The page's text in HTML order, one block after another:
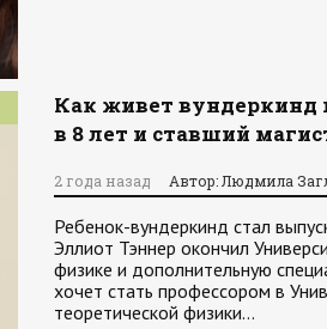
Как живет
в 8 лет и ставший
2 года назад Автор: Людмила
Ребенок-вундеркинд стал
Эллиот Тэннер окончил
физике и дополнительную
хочет стать профессором в
теоретической физики…